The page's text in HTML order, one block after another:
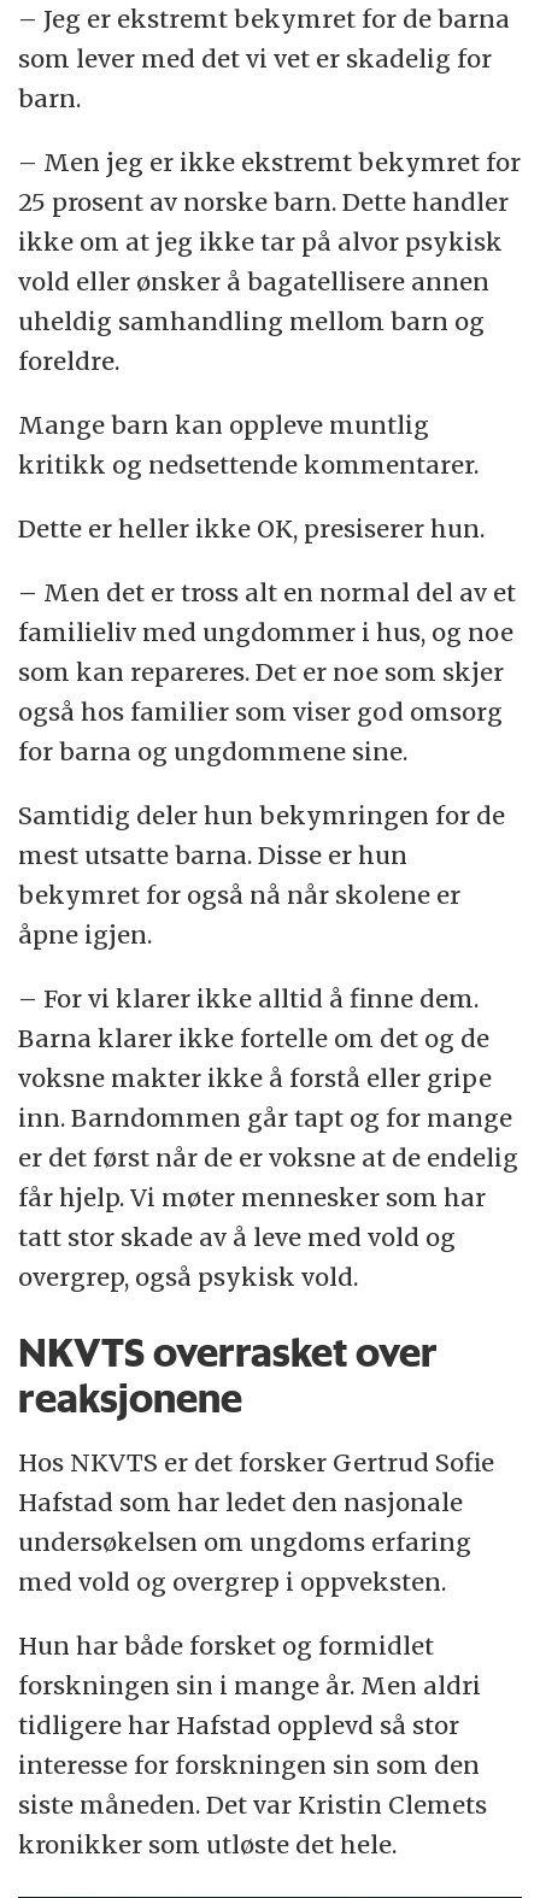
– Jeg er ekstremt bekymret for de barna
som lever med det vi vet er skadelig for
barn.
– Men jeg er ikke ekstremt bekymret for
25 prosent av norske barn. Dette handler
ikke om at jeg ikke tar på alvor psykisk
vold eller ønsker å bagatellisere annen
uheldig samhandling mellom barn og
foreldre.
Mange barn kan oppleve muntlig
kritikk og nedsettende kommentarer.
Dette er heller ikke OK, presiserer hun.
– Men det er tross alt en normal del av et
familieliv med ungdommer i hus, og noe
som kan repareres. Det er noe som skjer
også hos familier som viser god omsorg
for barna og ungdommene sine.
Samtidig deler hun bekymringen for de
mest utsatte barna. Disse er hun
bekymret for også nå når skolene er
åpne igjen.
– For vi klarer ikke alltid å finne dem.
Barna klarer ikke fortelle om det og de
voksne makter ikke å forstå eller gripe
inn. Barndommen går tapt og for mange
er det først når de er voksne at de endelig
får hjelp. Vi møter mennesker som har
tatt stor skade av å leve med vold og
overgrep, også psykisk vold.
NKVTS overrasket over
reaksjonene
Hos NKVTS er det forsker Gertrud Sofie
Hafstad som har ledet den nasjonale
undersøkelsen om ungdoms erfaring
med vold og overgrep i oppveksten.
Hun har både forsket og formidlet
forskningen sin i mange år. Men aldri
tidligere har Hafstad opplevd så stor
interesse for forskningen sin som den
siste måneden. Det var Kristin Clemets
kronikker som utløste det hele.